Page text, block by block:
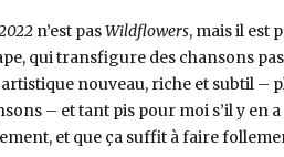
n’est pasWildflowers, mais il est
qui transfigure des chansons
nouveau, riche et subtil –
– et tant pis pour moi s’il y en
et que ça suffit à faire